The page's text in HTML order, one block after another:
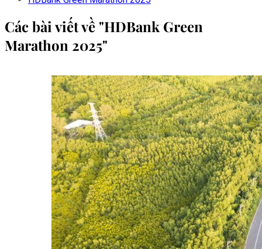
Các bài viết về "HDBank Green
Marathon 2025"